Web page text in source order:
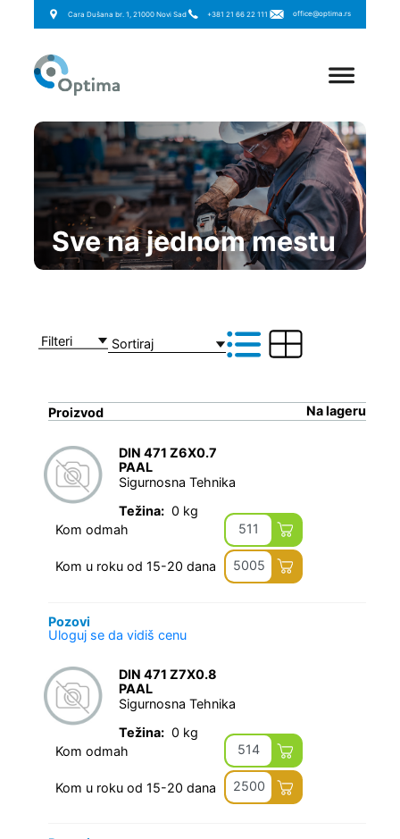
Cara Dušana br. 1, 21000 Novi Sad +381 21 66 22 111 office@optima.rs
Sve na jednom mestu
Filteri
Proizvod Na lageru
DIN 471 Z6X0.7
PAAL
Sigurnosna Tehnika
Težina: 0 kg
Kom odmah
511
Kom u roku od 15-20 dana 5005
Pozovi
Uloguj se da vidiš cenu
DIN 471 Z7X0.8
PAAL
Sigurnosna Tehnika
Težina: 0 kg
Kom odmah
514
Kom u roku od 15-20 dana 2500